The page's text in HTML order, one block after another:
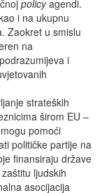
policyagendi.
i na ukupnu
Zaokret u smislu
na
i
strateških
širom EU –
pomoći
političke partije na
finansiraju države
ljudskih
asocijacija